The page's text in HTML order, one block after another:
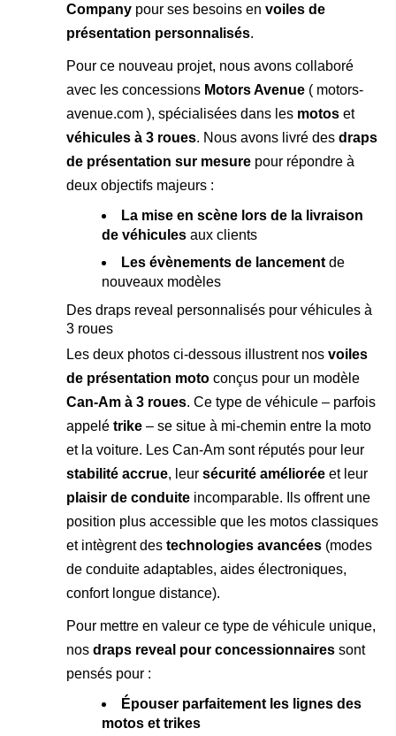
Company pour ses besoins en voiles de
présentation personnalisés.
Pour ce nouveau projet, nous avons collaboré
avec les concessions Motors Avenue ( motors-
avenue.com ), spécialisées dans les motos et
véhicules à 3 roues. Nous avons livré des draps
de présentation sur mesure pour répondre à
deux objectifs majeurs :
La mise en scène lors de la livraison
de véhicules aux clients
Les évènements de lancement de
nouveaux modèles
Des draps reveal personnalisés pour véhicules à
3 roues
Les deux photos ci-dessous illustrent nos voiles
de présentation moto conçus pour un modèle
Can-Am à 3 roues. Ce type de véhicule – parfois
appelé trike – se situe à mi-chemin entre la moto
et la voiture. Les Can-Am sont réputés pour leur
stabilité accrue, leur sécurité améliorée et leur
plaisir de conduite incomparable. Ils offrent une
position plus accessible que les motos classiques
et intègrent des technologies avancées (modes
de conduite adaptables, aides électroniques,
confort longue distance).
Pour mettre en valeur ce type de véhicule unique,
nos draps reveal pour concessionnaires sont
pensés pour :
Épouser parfaitement les lignes des
motos et trikes